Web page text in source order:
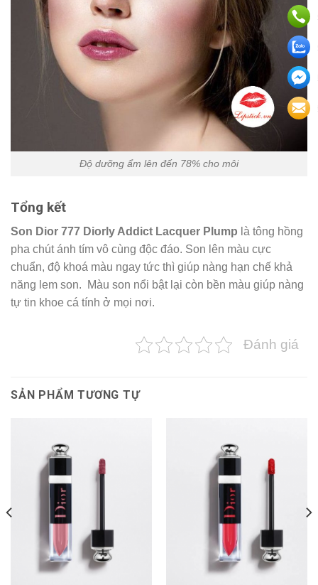
Độ dưỡng ẩm lên đến 78% cho môi
Tổng kết
Son Dior 777 Diorly Addict Lacquer Plump là tông hồng
pha chút ánh tím vô cùng độc đáo. Son lên màu cực
chuẩn, độ khoá màu ngay tức thì giúp nàng hạn chế khả
năng lem son. Màu son nổi bật lại còn bền màu giúp nàng
tự tin khoe cá tính ở mọi nơi.
Đánh giá
SẢN PHẨM TƯƠNG TỰ